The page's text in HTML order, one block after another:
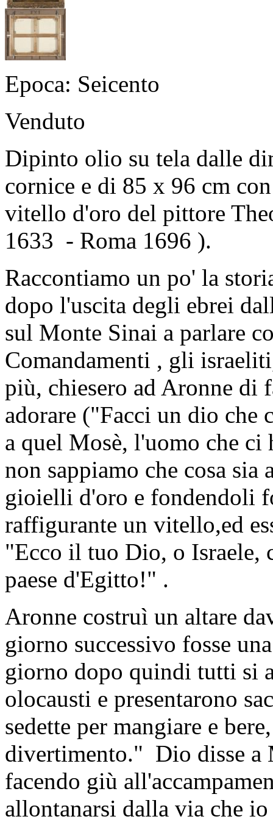
Epoca: Seicento
Venduto
Dipinto olio su tela dalle
cornice e di 85 x 96 cm
vitello d'oro del pittore
1633 - Roma 1696 ).
Raccontiamo un po' la
dopo l'uscita degli ebrei
sul Monte Sinai a parlare
Comandamenti , gli
più, chiesero ad Aronne di
adorare ("Facci un dio che
a quel Mosè, l'uomo che ci
non sappiamo che cosa
gioielli d'oro e fondendoli
raffigurante un vitello,ed
"Ecco il tuo Dio, o Israele,
paese d'Egitto!" .
Aronne costruì un altare
giorno successivo fosse
giorno dopo quindi tutti si
olocausti e presentarono
sedette per mangiare e
divertimento." Dio disse a
facendo giù
allontanarsi dalla via che